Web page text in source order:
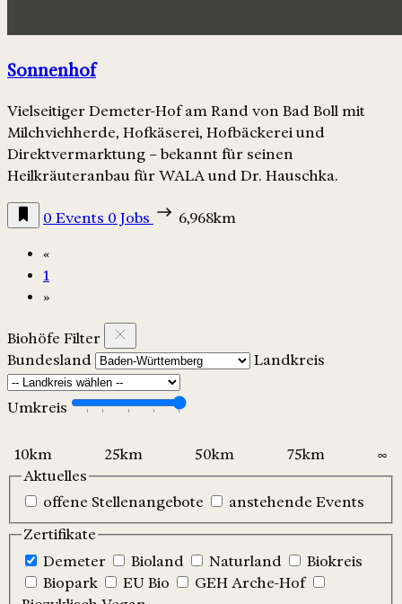
Sonnenhof
Vielseitiger Demeter-Hof am Rand von Bad Boll mit
Milchviehherde, Hofkäserei, Hofbäckerei und
Direktvermarktung – bekannt für seinen
Heilkräuteranbau für WALA und Dr. Hauschka.
0 Events 0 Jobs 6,968km
«
1
»
Biohöfe Filter
Bundesland
Landkreis
Umkreis
Aktuelles
offene Stellenangebote
anstehende Events
Zertifikate
Demeter
Bioland Naturland
Biokreis
Biopark
EU Bio
GEH Arche-Hof